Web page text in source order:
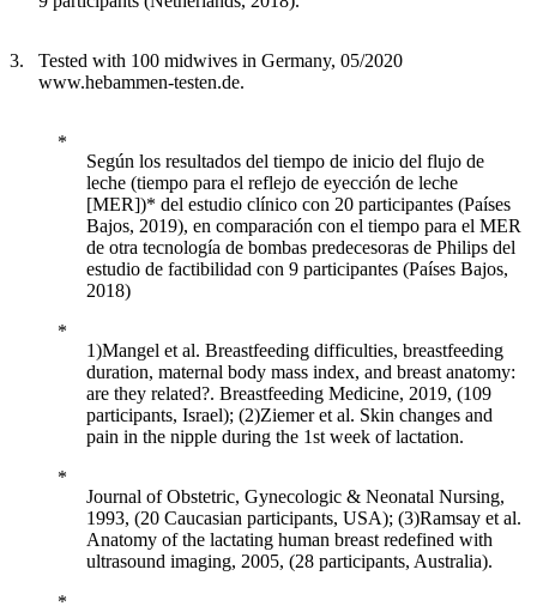
Tested with 100 midwives in Germany, 05/2020
www.hebammen-testen.de.
Según los resultados del tiempo de inicio del flujo de
leche (tiempo para el reflejo de eyección de leche
[MER])* del estudio clínico con 20 participantes (Países
Bajos, 2019), en comparación con el tiempo para el MER
de otra tecnología de bombas predecesoras de Philips del
estudio de factibilidad con 9 participantes (Países Bajos,
2018)
1)Mangel et al. Breastfeeding difficulties, breastfeeding
duration, maternal body mass index, and breast anatomy:
are they related?. Breastfeeding Medicine, 2019, (109
participants, Israel); (2)Ziemer et al. Skin changes and
pain in the nipple during the 1st week of lactation.
Journal of Obstetric, Gynecologic & Neonatal Nursing,
1993, (20 Caucasian participants, USA); (3)Ramsay et al.
Anatomy of the lactating human breast redefined with
ultrasound imaging, 2005, (28 participants, Australia).